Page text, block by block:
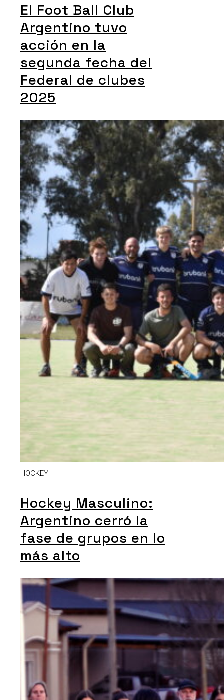
El Foot Ball Club
Argentino tuvo
acción en la
segunda fecha del
Federal de clubes
2025
HOCKEY
Hockey Masculino:
Argentino cerró la
fase de grupos en lo
más alto